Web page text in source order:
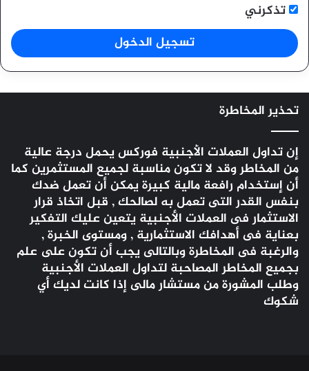
تذكرني
تسجيل الدخول
تحذير المخاطرة
إن تداول العملات الأجنبية فوركسيحمل درجة عالية
من المخاطر وقد لا تكون مناسبة لجميع المستثمرين كما
أن إستخدام رافعة مالية كبيرة يمكن أن تعمل ضدك
بنفس القدر التى تعمل به لصالحك , قبل اتخاذ قرار
الاستثمار فى العملات الأجنبية يتعين عليك التفكير
بعناية فى أهدافك الاستثمارية , ومستوى الخبرة ,
والرغبة فى المخاطرة وبالتالى يجب أن تكون على علم
بجميع المخاطر المصاحبة لتداول العملات الأجنبية
وطلب المشورة من مستشار مالى إذا كانت لديك أي
شكوك